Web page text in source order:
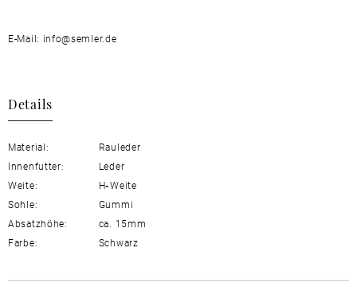
E-Mail: info@semler.de
Details
Material:
Rauleder
Innenfutter:
Leder
Weite:
H-Weite
Sohle:
Gummi
Absatzhöhe:
ca. 15mm
Farbe:
Schwarz